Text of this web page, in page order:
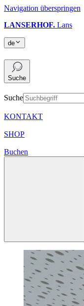
Navigation überspringen
LANSERHOF. Lans
de
Suche
Suche
KONTAKT
SHOP
Buchen